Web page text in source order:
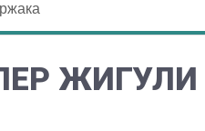
ЖИГУЛИ